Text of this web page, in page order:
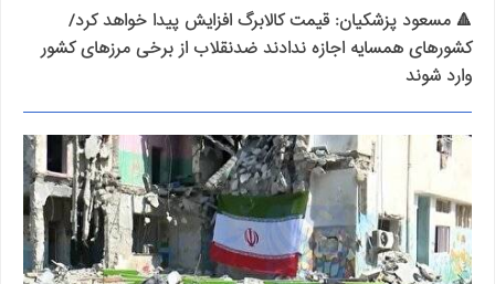
🔺 مسعود پزشکیان: قیمت کالابرگ افزایش پیدا خواهد کرد/
کشورهای همسایه اجازه ندادند ضدنقلاب از برخی مرزهای کشور
وارد شوند